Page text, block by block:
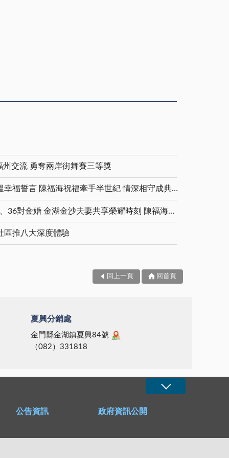
州交流 勇奪兩岸街舞賽三等獎
金鑽婚夫妻重披婚紗 重溫幸福誓言 陳福海祝福牽手半世紀 情深相守成典範
5對白金婚、11對鑽石婚、36對金婚 金湖金沙夫妻共享榮耀時刻 陳福海表揚金鑽婚夫妻 向半世紀相守家庭典範致敬
區推八大深度體驗
回上一頁 回首頁
夏興分銷處
金門縣金湖鎮夏興84號
（082）331818
公告資訊 政府資訊公開